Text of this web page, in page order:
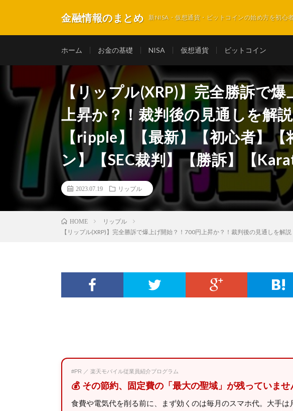
金融情報のまとめ 新NISA・仮想通貨・ビットコインの始め方を初心
ホーム お金の基礎 NISA 仮想通貨 ビットコイン
【リップル(XRP)】完全勝訴で
上昇か？！裁判後の見通しを解
【ripple】【最新】【初心者】【
ン】【SEC裁判】【勝訴】【
2023.07.19 リップル
HOME
リップル
【リップル(XRP)】完全勝訴で爆上げ開始？！700円上昇か？！裁判後の見通しを解
#PR ／ 楽天モバイル従業員紹介プログラム
💰 その節約、固定費の「最大の聖域」が残っていませ
食費や電気代を削る前に、まず効くのは毎月のスマホ代。大手は